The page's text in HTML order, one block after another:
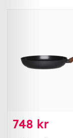
748 kr